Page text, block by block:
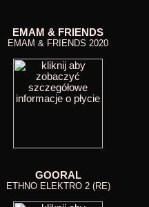
EMAM & FRIENDS
EMAM & FRIENDS 2020
GOORAL
ETHNO ELEKTRO 2 (RE)